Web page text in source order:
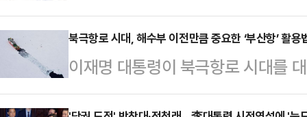
를 열어야 하니 협조해달라…
됐다.지난해 1월부터 올해 5월까지
밀반입한 A씨가 수사망에 포착돼
와 앱을 통해 판매돼 서초구 남성
진다는 첩보가 입수됐다.…
지능(AI) 관련 수요에 탄력이 붙으
우려를 우선 반영해 주문이 몰렸다
화할 내년께 엔비디아에 집중됐던
승으로 이어질 수 있다는 관측이다
북극항로 시대, 해수부 이전만큼 중요한 ‘부산항’ 활용
이재명 대통령이 북극항로 시대를
로 했다. 정부 중요 부처를 통째 옮